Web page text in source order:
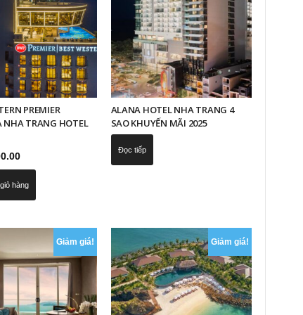
PREMIER
NHA TRANG HOTEL
hàng
ALANA HOTEL NHA TRANG 4
SAO KHUYẾN MÃI 2025
Đọc tiếp
Giảm giá! Giảm giá!